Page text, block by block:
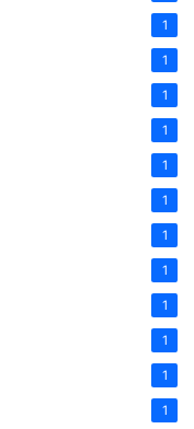
1
1
1
1
1
1
1
1
1
1
1
1